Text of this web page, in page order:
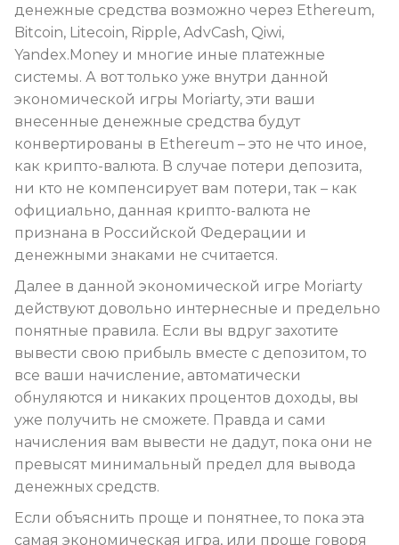
денежные средства возможно через Ethereum,
Bitcoin, Litecoin, Ripple, AdvCash, Qiwi,
Yandex.Money и многие иные платежные
системы. А вот только уже внутри данной
экономической игры Moriarty, эти ваши
внесенные денежные средства будут
конвертированы в Ethereum – это не что иное,
как крипто-валюта. В случае потери депозита,
ни кто не компенсирует вам потери, так – как
официально, данная крипто-валюта не
признана в Российской Федерации и
денежными знаками не считается.
Далее в данной экономической игре Moriarty
действуют довольно интернесные и предельно
понятные правила. Если вы вдруг захотите
вывести свою прибыль вместе с депозитом, то
все ваши начисление, автоматически
обнуляются и никаких процентов доходы, вы
уже получить не сможете. Правда и сами
начисления вам вывести не дадут, пока они не
превысят минимальный предел для вывода
денежных средств.
Если объяснить проще и понятнее, то пока эта
самая экономическая игра, или проще говоря